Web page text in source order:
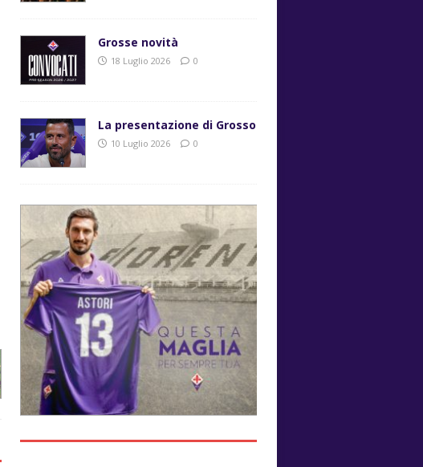
Grosse novità
18 Luglio 2026 0
La presentazione di Grosso
10 Luglio 2026 0